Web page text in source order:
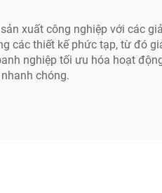
xuất công nghiệp với các
các thiết kế phức tạp, từ đó
nghiệp tối ưu hóa hoạt
chóng.